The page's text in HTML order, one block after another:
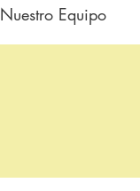
Nuestro Equipo